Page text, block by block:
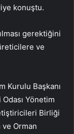
konuştu.
gerektiğini
ve
Kurulu Başkanı
Yönetim
Birliği
ve Orman